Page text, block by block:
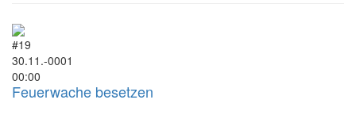
#19
30.11.-0001
00:00
Feuerwache besetzen